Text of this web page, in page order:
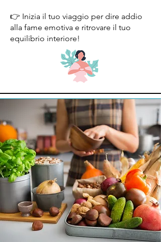
👉 Inizia il tuo viaggio per dire addio
alla fame emotiva e ritrovare il tuo
equilibrio interiore!